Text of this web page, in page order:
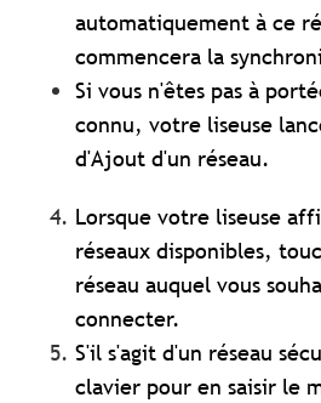
automatiquement à ce
commencera la
Si vous n'êtes pas à
connu, votre liseuse
d'Ajout d'un réseau.
Lorsque votre liseuse
réseaux disponibles,
réseau auquel vous
connecter.
S'il s'agit d'un réseau
clavier pour en saisir le